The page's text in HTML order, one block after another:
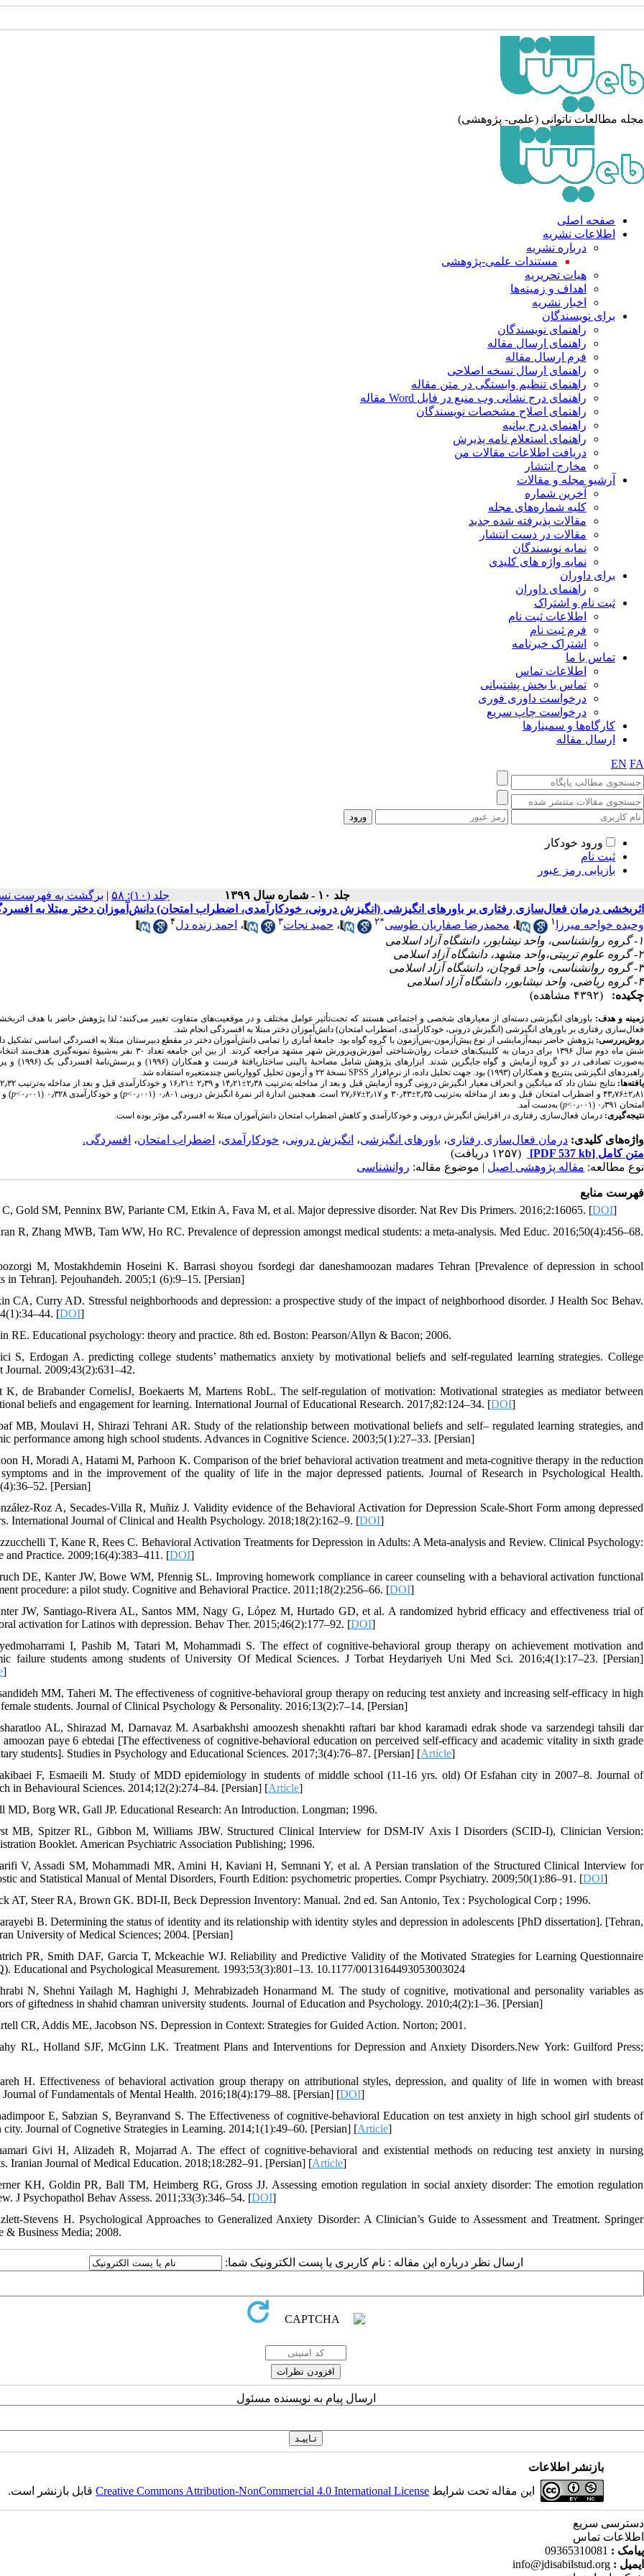
مجله مطالعات ناتوانی (علمی- پژوهشی)
صفحه اصلی
اطلاعات نشریه
درباره نشریه
مستندات علمی-پژوهشی
هیات تحریریه
اهداف و زمینه‌ها
اخبار نشریه
برای نویسندگان
راهنمای نویسندگان
راهنمای ارسال مقاله
فرم ارسال مقاله
راهنمای ارسال نسخه اصلاحی
راهنمای تنظیم وابستگی در متن مقاله
راهنمای درج نشانی وب منبع در فایل Word مقاله
راهنمای اصلاح مشخصات نویسندگان
راهنمای درج بیانیه
راهنمای استعلام نامه پذیرش
دریافت اطلاعات مقالات من
مخارج انتشار
آرشیو مجله و مقالات
آخرین شماره
کلیه شماره‌های مجله
مقالات پذیرفته شده جدید
مقالات در دست انتشار
نمایه نویسندگان
نمایه واژه های کلیدی
برای داوران
راهنمای داوران
ثبت نام و اشتراک
اطلاعات ثبت نام
فرم ثبت نام
اشتراک خبرنامه
تماس با ما
اطلاعات تماس
تماس با بخش پشتیبانی
درخواست داوری فوری
درخواست چاپ سریع
کارگاه‌ها و سمینارها
ارسال مقاله
EN FA
ورود خودکار
ثبت نام
بازیابی رمز عبور
جلد ۱۰ - شماره سال ۱۳۹۹ ‫جلد (۱۰): ۵۸ | برگشت به فهرست
اثربخشی درمان فعال‌سازی رفتاری بر باورهای انگیزشی (انگیزش درونی، خودکارآمدی، اضطراب امتحان) دانش‌آموزان دختر مبتلا به
وحیده خواجه میرزا
۱ ، محمدرضا صفاریان طوسی*۲ ، حمید نجات۳ ، احمد زنده دل۴
۱- گروه روانشناسی، واحد نیشابور، دانشگاه آزاد اسلامی
۲- گروه علوم تربیتی،واحد مشهد، دانشگاه آزاد اسلامی
۳- گروه روانشناسی، واحد قوچان، دانشگاه آزاد اسلامی
۴- گروه ریاضی، واحد نیشابور، دانشگاه آزاد اسلامی
چکیده:
(۴۳۹۲ مشاهده)
زمینه و هدف: باورهای انگیزشی دسته‌ای از معیارهای شخصی و اجتماعی هستند که تحت‌تأثیر عوامل مختلف و در موقعیت‌های متفاوت تغییر می‌کنند؛ لذا پژوهش حاضر با هدف
فعال‌سازی رفتاری بر باورهای انگیزشی (انگیزش درونی، خودکارآمدی، اضطراب امتحان) دانش‌آموزان دختر مبتلا به افسردگی انجام شد.
روش‌بررسی: پژوهش حاضر نیمه‌آزمایشی از نوع پیش‌آزمون-پس‌آزمون با گروه گواه بود. جامعهٔ آماری را تمامی دانش‌آموزان دختر در مقطع دبیرستان مبتلا به افسردگی اساسی تشکیل
شش ماه دوم سال ۱۳۹۶ برای درمان به کلینیک‌های خدمات روان‌شناختی آموزش‌‌وپرورش شهر مشهد مراجعه کردند. از بین این جامعه تعداد ۳۰ نفر
به‌صورت تصادفی در دو گروه آزمایش و گواه جایگزین شدند.
راهبردهای انگیزشی پنتریچ و همکاران (۱۹۹۳) بود. جهت تحلیل داده، از نرم‌افزار
SPSS نسخهٔ ۲۲ و آزمون تحلیل کوواریانس چندمتغیره استفاده شد.
یافته‌ها:
۲٫۸۱±۴۳٫۷۶ و اضطراب امتحان قبل و بعد از مداخله به‌ترتیب ۲٫۳۵±۳۰٫۴۳ و ۲٫۱۷±۲۷٫۶۷ است. همچنین اندازهٔ اثر نمرهٔ انگیزش درونی ۰٫۸۰۱ (۰٫۰۰۱>
p) و خودکارآمدی ۰٫۳۲۸ (۰٫۰۰۱> p
)
امتحان ۰٫۳۹۱ (۰٫۰۰۱>
p) به‌دست آمد.
نتیجه‌گیری: درمان فعال‌سازی رفتاری در افزایش انگیزش درونی و خودکارآمدی و کاهش اضطراب امتحان دانش‌آموزان مبتلا به افسردگی مؤثر بوده است.
واژه‌های کلیدی: درمان فعال‌سازی رفتاری، باورهای انگیزشی، انگیزش درونی، خودکارآمدی، اضطراب امتحان، افسردگی.
متن کامل [PDF 537 kb]
(۱۲۵۷ دریافت)
نوع مطالعه: مقاله پژوهشی اصیل | موضوع مقاله: روانشناسی
فهرست منابع
C, Gold SM, Penninx BW, Pariante CM, Etkin A, Fava M, et al. Major depressive disorder. Nat Rev Dis Primers. 2016;2:16065. [DOI]
R, Zhang MWB, Tam WW, Ho RC. Prevalence of depression amongst medical students: a meta-analysis. Med Educ. 2016;50(4):456–68.
M, Mostakhdemin Hoseini K. Barrasi shoyou fsordegi dar daneshamoozan madares Tehran [Prevalence of depression in school
in Tehran]. Pejouhandeh. 2005;1 (6):9–15. [Persian]
CA, Curry AD. Stressful neighborhoods and depression: a prospective study of the impact of neighborhood disorder. J Health Soc Behav.
[DOI]
RE. Educational psychology: theory and practice. 8th ed. Boston: Pearson/Allyn & Bacon; 2006.
S, Erdogan A. predicting college students’ mathematics anxiety by motivational beliefs and self-regulated learning strategies. College
Journal. 2009;43(2):631–42.
K, de Brabander CornelisJ, Boekaerts M, Martens RobL. The self-regulation of motivation: Motivational strategies as mediator between
beliefs and engagement for learning. International Journal of Educational Research. 2017;82:124–34. [DOI]
MB, Moulavi H, Shirazi Tehrani AR. Study of the relationship between motivational beliefs and self– regulated learning strategies, and
performance among high school students. Advances in Cognitive Science. 2003;5(1):27–33. [Persian]
H, Moradi A, Hatami M, Parhoon K. Comparison of the brief behavioral activation treatment and meta-cognitive therapy in the reduction
and in the improvement of the quality of life in the major depressed patients. Journal of Research in Psychological Health.
[Persian]
Roz A, Secades-Villa R, Muñiz J. Validity evidence of the Behavioral Activation for Depression Scale-Short Form among depressed
International Journal of Clinical and Health Psychology. 2018;18(2):162–9. [DOI]
T, Kane R, Rees C. Behavioral Activation Treatments for Depression in Adults: A Meta-analysis and Review. Clinical Psychology:
and Practice. 2009;16(4):383–411. [DOI]
DE, Kanter JW, Bowe WM, Pfennig SL. Improving homework compliance in career counseling with a behavioral activation functional
procedure: a pilot study. Cognitive and Behavioral Practice. 2011;18(2):256–66. [DOI]
JW, Santiago-Rivera AL, Santos MM, Nagy G, López M, Hurtado GD, et al. A randomized hybrid efficacy and effectiveness trial of
activation for Latinos with depression. Behav Ther. 2015;46(2):177–92. [DOI]
I, Pashib M, Tatari M, Mohammadi S. The effect of cognitive-behavioral group therapy on achievement motivation and
failure students among students of University Of Medical Sciences. J Torbat Heydariyeh Uni Med Sci. 2016;4(1):17–23. [Persian]
]
MM, Taheri M. The effectiveness of cognitive-behavioral group therapy on reducing test anxiety and increasing self-efficacy in high
students. Journal of Clinical Psychology & Personality. 2016;13(2):7–14. [Persian]
AL, Shirazad M, Darnavaz M. Asarbakhshi amoozesh shenakhti raftari bar khod karamadi edrak shode va sarzendegi tahsili dar
amoozan paye 6 ebtedai [The effectiveness of cognitive-behavioral education on perceived self-efficacy and academic vitality in sixth grade
students]. Studies in Psychology and Educational Sciences. 2017;3(4):76–87. [Persian] [Article]
F, Esmaeili M. Study of MDD epidemiology in students of middle school (11-16 yrs. old) Of Esfahan city in 2007–8. Journal of
in Behavioural Sciences. 2014;12(2):274–84. [Persian] [Article]
MD, Borg WR, Gall JP. Educational Research: An Introduction. Longman; 1996.
MB, Spitzer RL, Gibbon M, Williams JBW. Structured Clinical Interview for DSM-IV Axis I Disorders (SCID-I), Clinician Version:
Booklet. American Psychiatric Association Publishing; 1996.
V, Assadi SM, Mohammadi MR, Amini H, Kaviani H, Semnani Y, et al. A Persian translation of the Structured Clinical Interview for
and Statistical Manual of Mental Disorders, Fourth Edition: psychometric properties. Compr Psychiatry. 2009;50(1):86–91. [DOI]
AT, Steer RA, Brown GK. BDI-II, Beck Depression Inventory: Manual. 2nd ed. San Antonio, Tex : Psychological Corp ; 1996.
B. Determining the status of identity and its relationship with identity styles and depression in adolescents [PhD dissertation]. [Tehran,
University of Medical Sciences; 2004. [Persian]
PR, Smith DAF, Garcia T, Mckeachie WJ. Reliability and Predictive Validity of the Motivated Strategies for Learning Questionnaire
Educational and Psychological Measurement. 1993;53(3):801–13. 10.1177/0013164493053003024
N, Shehni Yailagh M, Haghighi J, Mehrabizadeh Honarmand M. The study of cognitive, motivational and personality variables as
of giftedness in shahid chamran university students. Journal of Education and Psychology. 2010;4(2):1–36. [Persian]
CR, Addis ME, Jacobson NS. Depression in Context: Strategies for Guided Action. Norton; 2001.
RL, Holland SJF, McGinn LK. Treatment Plans and Interventions for Depression and Anxiety Disorders.New York: Guilford Press;
H. Effectiveness of behavioral activation group therapy on attributional styles, depression, and quality of life in women with breast
Journal of Fundamentals of Mental Health. 2016;18(4):179–88. [Persian] [DOI]
E, Sabzian S, Beyranvand S. The Effectiveness of cognitive-behavioral Education on test anxiety in high school girl students of
city. Journal of Cognetive Strategies in Learning. 2014;1(1):49–60. [Persian] [Article]
Givi H, Alizadeh R, Mojarrad A. The effect of cognitive-behavioral and existential methods on reducing test anxiety in nursing
Iranian Journal of Medical Education. 2018;18:282–91. [Persian] [Article]
KH, Goldin PR, Ball TM, Heimberg RG, Gross JJ. Assessing emotion regulation in social anxiety disorder: The emotion regulation
J Psychopathol Behav Assess. 2011;33(3):346–54. [DOI]
Stevens H. Psychological Approaches to Generalized Anxiety Disorder: A Clinician’s Guide to Assessment and Treatment. Springer
& Business Media; 2008.
ارسال نظر درباره این مقاله : نام کاربری یا پست الکترونیک شما:
ارسال پیام به نویسنده مسئول
بازنشر اطلاعات
این مقاله تحت شرایط Creative Commons Attribution-NonCommercial 4.0 International Licenseقابل بازنشر است.
دسترسی سریع
اطلاعات تماس
پیامک : 09365310081
ایمیل : info@jdisabilstud.org